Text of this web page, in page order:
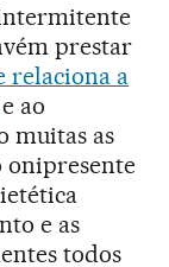
prestar
relaciona a
e ao
muitas as
onipresente
e as
todos